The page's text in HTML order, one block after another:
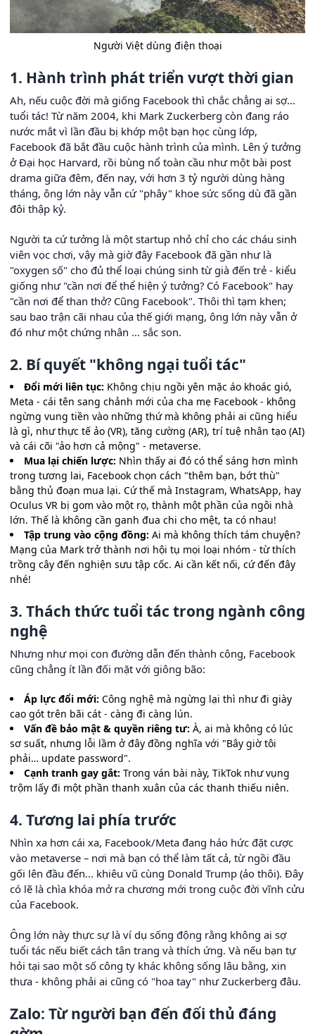
Người Việt dùng điện thoại
1. Hành trình phát triển vượt thời gian
Ah, nếu cuộc đời mà giống Facebook thì chắc chẳng ai sợ...
tuổi tác! Từ năm 2004, khi Mark Zuckerberg còn đang ráo
nước mắt vì lần đầu bị khớp một bạn học cùng lớp,
Facebook đã bắt đầu cuộc hành trình của mình. Lên ý tưởng
ở Đại học Harvard, rồi bùng nổ toàn cầu như một bài post
drama giữa đêm, đến nay, với hơn 3 tỷ người dùng hàng
tháng, ông lớn này vẫn cứ "phây" khoe sức sống dù đã gần
đôi thập kỷ.
Người ta cứ tưởng là một startup nhỏ chỉ cho các cháu sinh
viên vọc chơi, vậy mà giờ đây Facebook đã gần như là
"oxygen số" cho đủ thể loại chúng sinh từ già đến trẻ - kiểu
giống như "cần nơi để thể hiện ý tưởng? Có Facebook" hay
"cần nơi để than thở? Cũng Facebook". Thôi thì tạm khen;
sau bao trận cãi nhau của thế giới mạng, ông lớn này vẫn ở
đó như một chứng nhân ... sắc son.
2. Bí quyết "không ngại tuổi tác"
Đổi mới liên tục: Không chịu ngồi yên mặc áo khoác gió,
Meta - cái tên sang chảnh mới của cha mẹ Facebook - không
ngừng vung tiền vào những thứ mà không phải ai cũng hiểu
là gì, như thực tế ảo (VR), tăng cường (AR), trí tuệ nhân tạo (AI)
và cái cõi "ảo hơn cả mộng" - metaverse.
Mua lại chiến lược: Nhìn thấy ai đó có thể sáng hơn mình
trong tương lai, Facebook chọn cách "thêm bạn, bớt thù"
bằng thủ đoạn mua lại. Cứ thế mà Instagram, WhatsApp, hay
Oculus VR bị gom vào một rọ, thành một phần của ngôi nhà
lớn. Thế là không cần ganh đua chi cho mệt, ta có nhau!
Tập trung vào cộng đồng: Ai mà không thích tám chuyện?
Mạng của Mark trở thành nơi hội tụ mọi loại nhóm - từ thích
trồng cây đến nghiện sưu tập cốc. Ai cần kết nối, cứ đến đây
nhé!
3. Thách thức tuổi tác trong ngành công
nghệ
Nhưng như mọi con đường dẫn đến thành công, Facebook
cũng chẳng ít lần đối mặt với giông bão:
Áp lực đổi mới: Công nghệ mà ngừng lại thì như đi giày
cao gót trên bãi cát - càng đi càng lún.
Vấn đề bảo mật & quyền riêng tư: À, ai mà không có lúc
sơ suất, nhưng lỗi lầm ở đây đồng nghĩa với "Bây giờ tôi
phải… update password".
Cạnh tranh gay gắt: Trong ván bài này, TikTok như vụng
trộm lấy đi một phần thanh xuân của các thanh thiếu niên.
4. Tương lai phía trước
Nhìn xa hơn cái xa, Facebook/Meta đang háo hức đặt cược
vào metaverse – nơi mà bạn có thể làm tất cả, từ ngồi đầu
gối lên đầu đến... khiêu vũ cùng Donald Trump (ảo thôi). Đây
có lẽ là chìa khóa mở ra chương mới trong cuộc đời vĩnh cửu
của Facebook.
Ông lớn này thực sự là ví dụ sống động rằng không ai sợ
tuổi tác nếu biết cách tân trang và thích ứng. Và nếu bạn tự
hỏi tại sao một số công ty khác không sống lâu bằng, xin
thưa - không phải ai cũng có "hoa tay" như Zuckerberg đâu.
Zalo: Từ người bạn đến đối thủ đáng